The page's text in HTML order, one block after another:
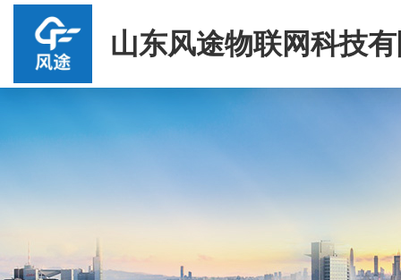
山东风途物联网科技